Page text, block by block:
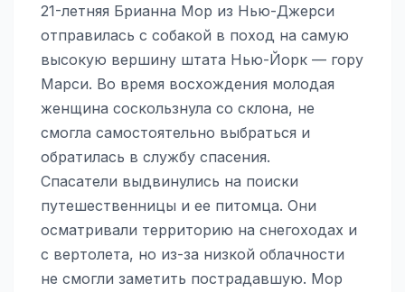
21-летняя Брианна Мор из Нью-Джерси
отправилась с собакой в поход на самую
высокую вершину штата Нью-Йорк — гору
Марси. Во время восхождения молодая
женщина соскользнула со склона, не
смогла самостоятельно выбраться и
обратилась в службу спасения.
Спасатели выдвинулись на поиски
путешественницы и ее питомца. Они
осматривали территорию на снегоходах и
с вертолета, но из-за низкой облачности
не смогли заметить пострадавшую. Мор